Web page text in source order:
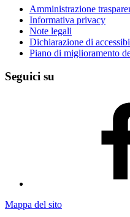
Amministrazione
Informativa privacy
Note legali
Dichiarazione di
Piano di miglioramento
Seguici su
Mappa del sito